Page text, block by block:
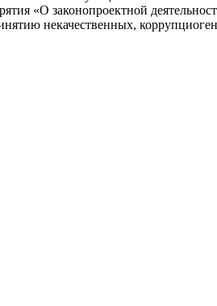
«О законопроектной
некачественных,